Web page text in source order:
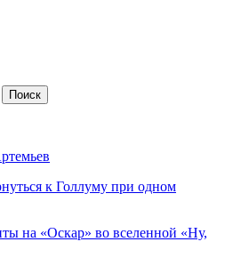
к Голлуму при одном
на «Оскар» во вселенной «Ну,